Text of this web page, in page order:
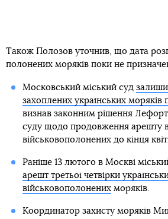
Також Полозов уточнив, що дата
полонених моряків поки не
Московський міський суд
захоплених українських моряків
визнав законним рішення
суду щодо продовження арешту
військовополонених до кінця
Раніше 13 лютого в Москві
арешт третьої четвірки
військовополоненихморяків.
Координатор захисту моряків